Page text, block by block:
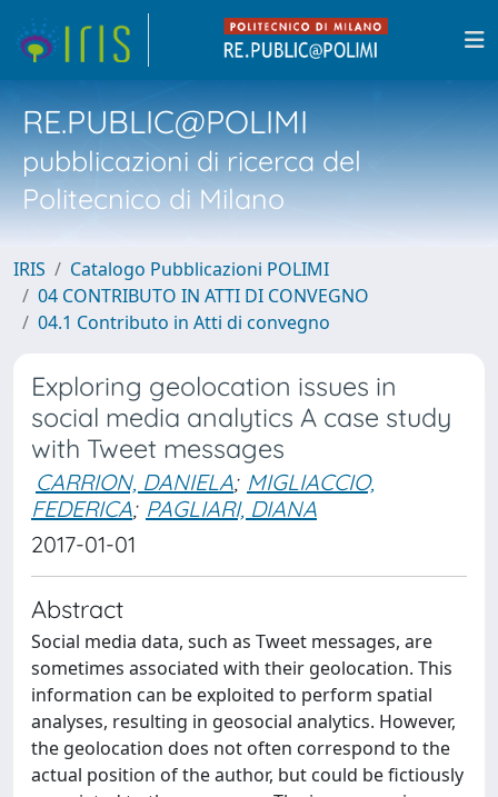
RE.PUBLIC@POLIMI
pubblicazioni di ricerca del
Politecnico di Milano
IRIS
Catalogo Pubblicazioni POLIMI
04 CONTRIBUTO IN ATTI DI CONVEGNO
04.1 Contributo in Atti di convegno
Exploring geolocation issues in
social media analytics A case study
with Tweet messages
CARRION, DANIELA; MIGLIACCIO,
FEDERICA; PAGLIARI, DIANA
2017-01-01
Abstract
Social media data, such as Tweet messages, are
sometimes associated with their geolocation. This
information can be exploited to perform spatial
analyses, resulting in geosocial analytics. However,
the geolocation does not often correspond to the
actual position of the author, but could be fictiously